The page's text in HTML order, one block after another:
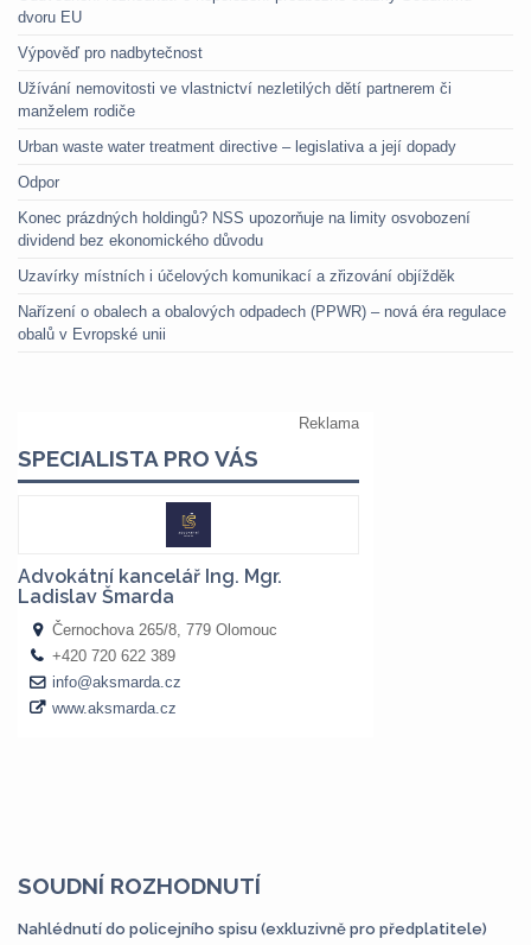
dvoru EU
Výpověď pro nadbytečnost
Užívání nemovitosti ve vlastnictví nezletilých dětí partnerem či
manželem rodiče
Urban waste water treatment directive – legislativa a její dopady
Odpor
Konec prázdných holdingů? NSS upozorňuje na limity osvobození
dividend bez ekonomického důvodu
Uzavírky místních i účelových komunikací a zřizování objížděk
Nařízení o obalech a obalových odpadech (PPWR) – nová éra regulace
obalů v Evropské unii
SOUDNÍ ROZHODNUTÍ
Nahlédnutí do policejního spisu (exkluzivně pro předplatitele)